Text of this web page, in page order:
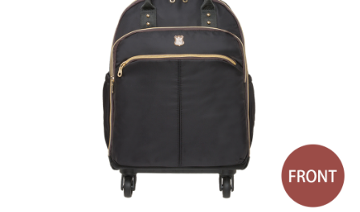
1.本服務係由「台灣大哥大股份有限公司」（以下簡稱本公司）所提供，讓
用戶於交易時，得透過本服務購買商品或服務，並由商店將買賣／分期付款
買賣價金債權讓與本公司後，依約使用本公司帳單繳交帳款。
2.基於同意付款使用「大哥付你分期」之契約關係目的，商店將以您的個人
資料（包含姓名、電話或地址）提供予台灣大哥大進項蒐集、處理及利用，
由本公司與您本人進行分期帳單所需資料之確認、核對及更正。
3.完整用戶服務條款，請詳閱以下連結：
https://oppay.tw/userRule
３．收到繳費通知簡訊後14天內，點擊此簡訊中的連結，可透過四大超商／
ATM／網路銀行／等多元方式進行付款，方視為交易完成。
※ 請注意：結帳手續完成當下不需立刻繳費，但若您需要取消訂單，請聯絡
購買商品的店家。未經商家同意取消之訂單仍視為有效，需透過AFTEE先享
※ 交易是否成功請以「AFTEE先享後付 」之結帳頁面顯示為準，若有關於
是否繳費成功／繳費後需取消欲退款等相關疑問，請聯繫「AFTEE先享後付
https://netprotections.freshdesk.com/support/home
１．透過由恩沛科技股份有限公司提供之「AFTEE先享後付」服務完成之交
易，需依本服務之必要範圍內提供個人資料，並將交易相關給付款項請求債
權轉讓予恩沛科技股份有限公司。
２．關於個人資料處理事宜，請瀏覽以下網址：